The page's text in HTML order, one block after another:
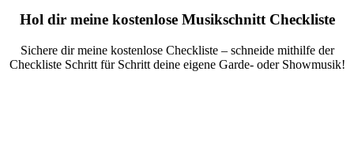
Hol dir meine kostenlose Musikschnitt Checkliste
Sichere dir meine kostenlose Checkliste – schneide mithilfe der
Checkliste Schritt für Schritt deine eigene Garde- oder Showmusik!